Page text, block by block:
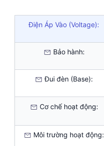
Điện Áp Vào (Voltage):
Bảo hành:
Đui đèn (Base):
Cơ chế hoạt động:
Môi trường hoạt động: